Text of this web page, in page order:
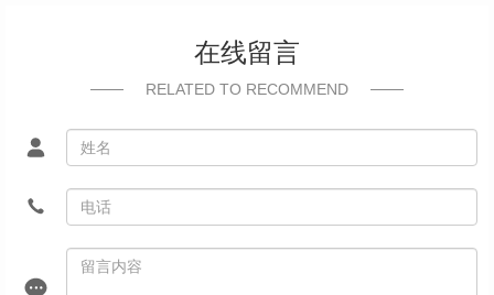
在线留言
RELATED TO RECOMMEND